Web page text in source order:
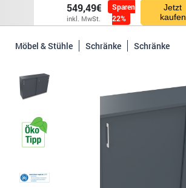
549,49€
inkl. MwSt.
Sparen
22%
Jetzt
kaufen
Möbel & Stühle Schränke Schränke